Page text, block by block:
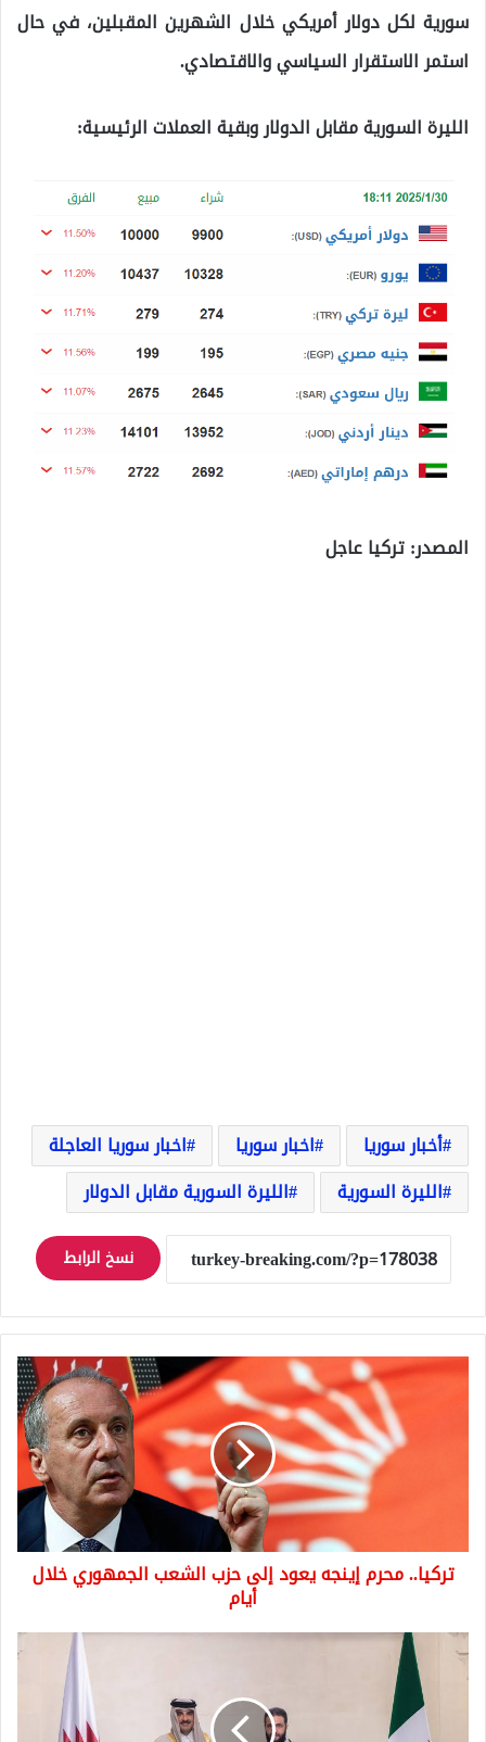
سورية لكل دولار أمريكي خلال الشهرين المقبلين، في حال
استمر الاستقرار السياسي والاقتصادي.
الليرة السورية مقابل الدولار وبقية العملات الرئيسية:
المصدر: تركيا عاجل
أخبار سوريا اخبار سوريا
اخبار سوريا العاجلة
الليرة السورية
الليرة السورية مقابل الدولار
نسخ الرابط
تركيا..
خلال
أيام
تركيا.. محرم إينجه يعود إلى حزب الشعب الجمهوري خلال
أيام
زيارة
تاريخية:
أمير